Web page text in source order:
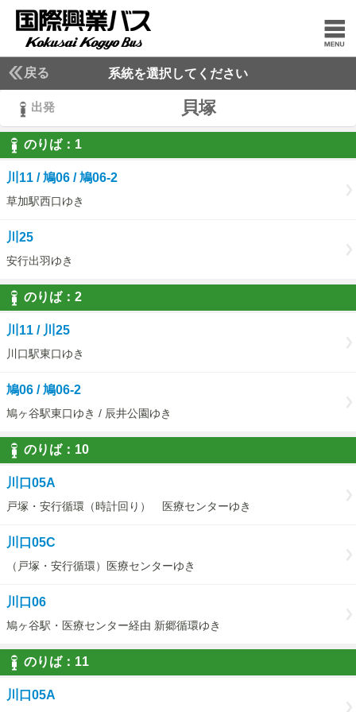
戻る 系統を選択してください
出発 貝塚
のりば： 1
1
川11 / 鳩06 / 鳩06-2
草加駅西口ゆき
川25
安行出羽ゆき
のりば： 2
2
川11 / 川25
川口駅東口ゆき
鳩06 / 鳩06-2
鳩ヶ谷駅東口ゆき / 辰井公園ゆき
のりば： 10
10
川口05A
戸塚・安行循環（時計回り） 医療センターゆき
川口05C
（戸塚・安行循環）医療センターゆき
川口06
鳩ヶ谷駅・医療センター経由 新郷循環ゆき
のりば： 11
11
川口05A